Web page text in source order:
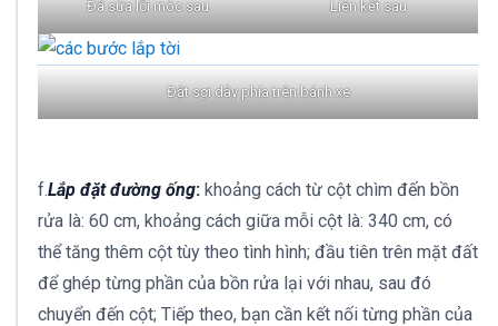
Đã sửa lỗi móc sau Liên kết sau
Đặt sợi dây phía trên bánh xe
f.Lắp đặt đường ống: khoảng cách từ cột chìm đến bồn
rửa là: 60 cm, khoảng cách giữa mỗi cột là: 340 cm, có
thể tăng thêm cột tùy theo tình hình; đầu tiên trên mặt đất
để ghép từng phần của bồn rửa lại với nhau, sau đó
chuyển đến cột; Tiếp theo, bạn cần kết nối từng phần của